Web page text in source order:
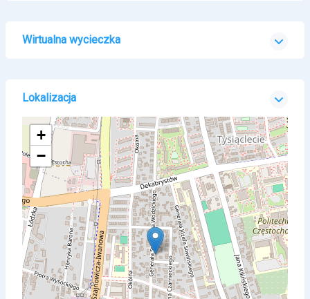
Wirtualna wycieczka
Lokalizacja
+
−